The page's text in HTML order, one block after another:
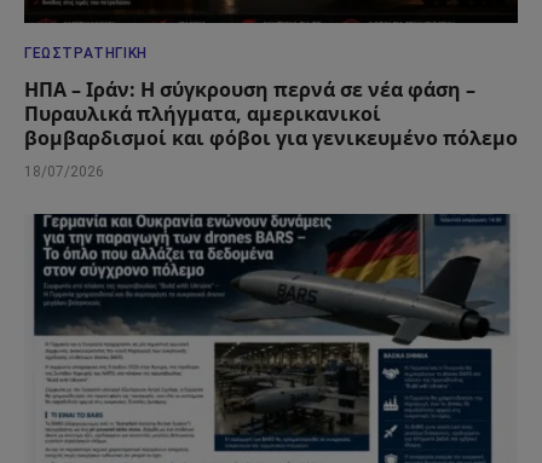
ΓΕΩΣΤΡΑΤΗΓΙΚΉ
ΗΠΑ – Ιράν: Η σύγκρουση περνά σε νέα φάση –
Πυραυλικά πλήγματα, αμερικανικοί
βομβαρδισμοί και φόβοι για γενικευμένο πόλεμο
18/07/2026